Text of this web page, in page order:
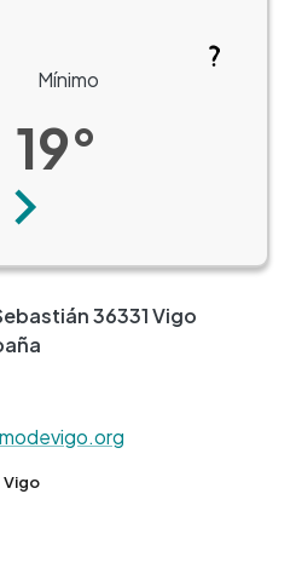
Mínimo
19°
Seguinte
36331Vigo
Vigo